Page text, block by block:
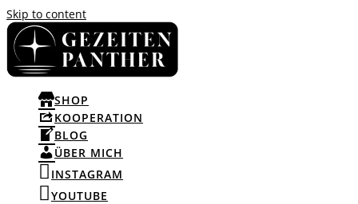
Skip to content
SHOP
KOOPERATION
BLOG
ÜBER MICH
INSTAGRAM
YOUTUBE